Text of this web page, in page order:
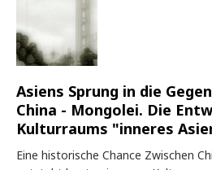
Asiens Sprung in die
China - Mongolei. Die
Kulturraums "inneres
Eine historische Chance Zwischen